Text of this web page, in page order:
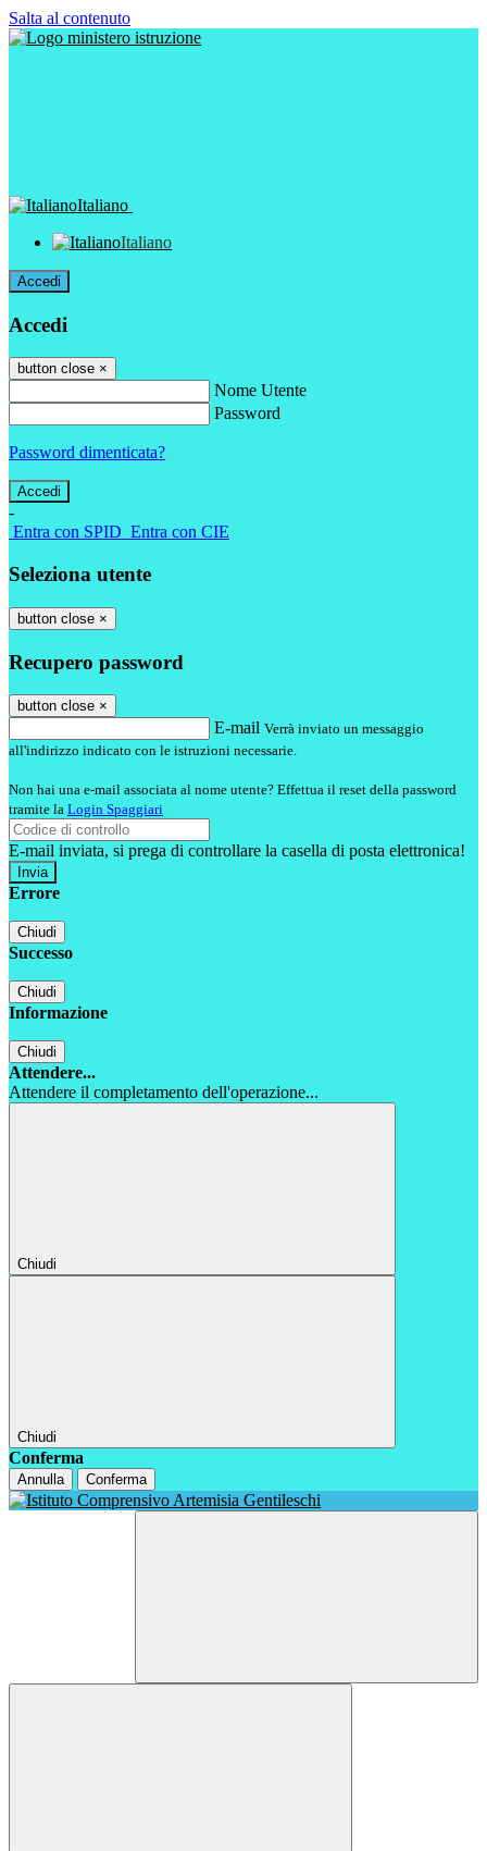
Salta al contenuto
Italiano
Italiano
Accedi
Accedi
button close ×
Nome Utente
Password
Password dimenticata?
-
Entra con SPID Entra con CIE
Seleziona utente
button close ×
Recupero password
button close ×
E-mail Verrà inviato un messaggio
all'indirizzo indicato con le istruzioni necessarie.
Non hai una e-mail associata al nome utente? Effettua il reset della password
tramite la Login Spaggiari
E-mail inviata, si prega di controllare la casella di posta elettronica!
Errore
Chiudi
Successo
Chiudi
Informazione
Chiudi
Attendere...
Attendere il completamento dell'operazione...
Chiudi
Chiudi
Conferma
Annulla Conferma